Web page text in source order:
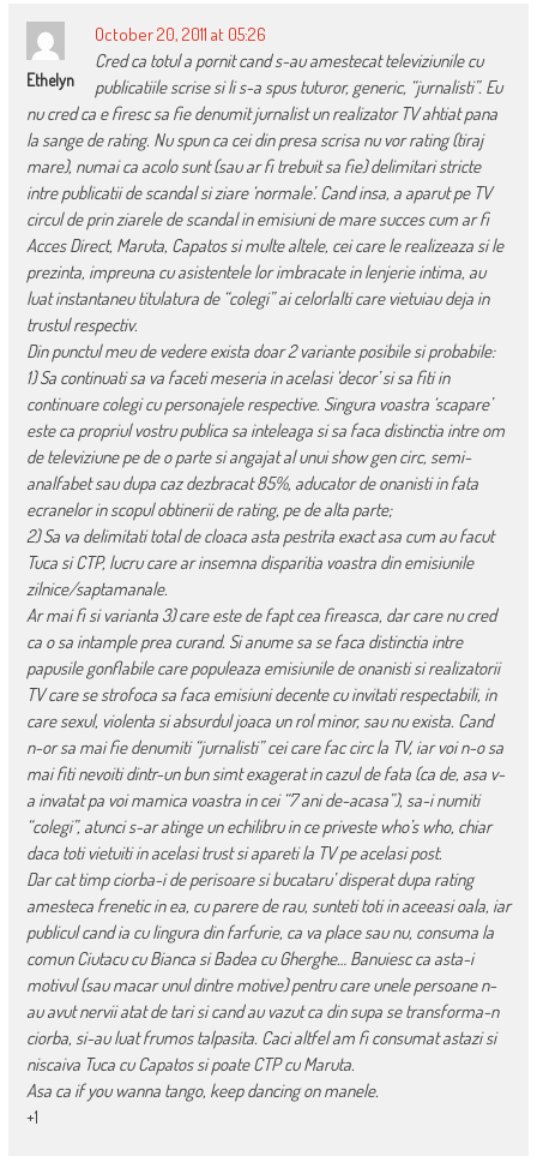
Ethelyn
October 20, 2011 at 05:26
Cred ca totul a pornit cand s-au amestecat televiziunile cu
publicatiile scrise si li s-a spus tuturor, generic, “jurnalisti”. Eu
nu cred ca e firesc sa fie denumit jurnalist un realizator TV ahtiat pana
la sange de rating. Nu spun ca cei din presa scrisa nu vor rating (tiraj
mare), numai ca acolo sunt (sau ar fi trebuit sa fie) delimitari stricte
intre publicatii de scandal si ziare ‘normale’. Cand insa, a aparut pe TV
circul de prin ziarele de scandal in emisiuni de mare succes cum ar fi
Acces Direct, Maruta, Capatos si multe altele, cei care le realizeaza si le
prezinta, impreuna cu asistentele lor imbracate in lenjerie intima, au
luat instantaneu titulatura de “colegi” ai celorlalti care vietuiau deja in
trustul respectiv.
Din punctul meu de vedere exista doar 2 variante posibile si probabile:
1) Sa continuati sa va faceti meseria in acelasi ‘decor’ si sa fiti in
continuare colegi cu personajele respective. Singura voastra ‘scapare’
este ca propriul vostru publica sa inteleaga si sa faca distinctia intre om
de televiziune pe de o parte si angajat al unui show gen circ, semi-
analfabet sau dupa caz dezbracat 85%, aducator de onanisti in fata
ecranelor in scopul obtinerii de rating, pe de alta parte;
2) Sa va delimitati total de cloaca asta pestrita exact asa cum au facut
Tuca si CTP, lucru care ar insemna disparitia voastra din emisiunile
zilnice/saptamanale.
Ar mai fi si varianta 3) care este de fapt cea fireasca, dar care nu cred
ca o sa intample prea curand. Si anume sa se faca distinctia intre
papusile gonflabile care populeaza emisiunile de onanisti si realizatorii
TV care se strofoca sa faca emisiuni decente cu invitati respectabili, in
care sexul, violenta si absurdul joaca un rol minor, sau nu exista. Cand
n-or sa mai fie denumiti “jurnalisti” cei care fac circ la TV, iar voi n-o sa
mai fiti nevoiti dintr-un bun simt exagerat in cazul de fata (ca de, asa v-
a invatat pa voi mamica voastra in cei “7 ani de-acasa”), sa-i numiti
“colegi”, atunci s-ar atinge un echilibru in ce priveste who’s who, chiar
daca toti vietuiti in acelasi trust si apareti la TV pe acelasi post.
Dar cat timp ciorba-i de perisoare si bucataru’ disperat dupa rating
amesteca frenetic in ea, cu parere de rau, sunteti toti in aceeasi oala, iar
publicul cand ia cu lingura din farfurie, ca va place sau nu, consuma la
comun Ciutacu cu Bianca si Badea cu Gherghe… Banuiesc ca asta-i
motivul (sau macar unul dintre motive) pentru care unele persoane n-
au avut nervii atat de tari si cand au vazut ca din supa se transforma-n
ciorba, si-au luat frumos talpasita. Caci altfel am fi consumat astazi si
niscaiva Tuca cu Capatos si poate CTP cu Maruta.
Asa ca if you wanna tango, keep dancing on manele.
+1